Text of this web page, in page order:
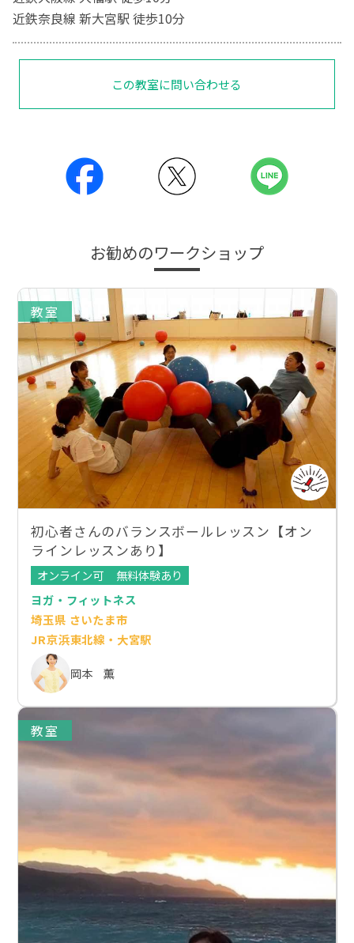
近鉄奈良線 新大宮駅 徒歩10分
この教室に問い合わせる
お勧めのワークショップ
教室
初心者さんのバランスボールレッスン【オン
ラインレッスンあり】
オンライン可
無料体験あり
ヨガ・フィットネス
埼玉県 さいたま市
JR京浜東北線・大宮駅
岡本 薫
教室